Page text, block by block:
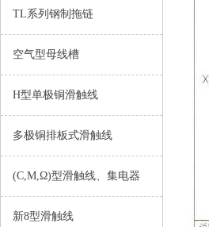
TL系列钢制拖链
空气型母线槽
H型单极铜滑触线
多极铜排板式滑触线
(C,M,Ω)型滑触线、集电器
新8型滑触线